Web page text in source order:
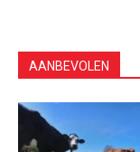
AANBEVOLEN